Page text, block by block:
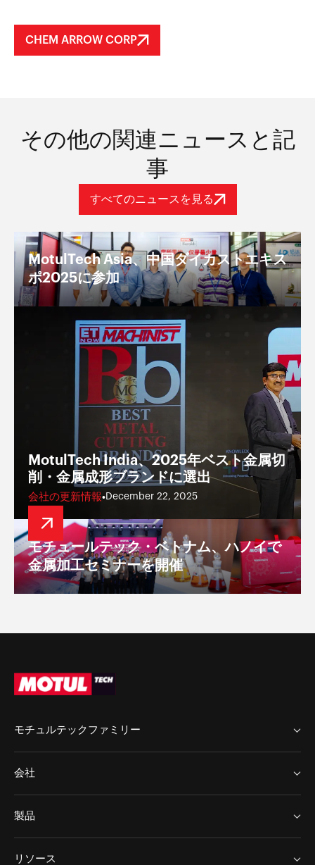
CHEM ARROW CORP
その他の関連ニュースと記
事
すべてのニュースを見る
MotulTech Asia、中国ダイカストエキス
ポ2025に参加
MotulTech India、2025年ベスト金属切
削・金属成形ブランドに選出
会社の更新情報•December 22, 2025
モチュールテック・ベトナム、ハノイで
金属加工セミナーを開催
モチュルテックファミリー
会社
製品
リソース